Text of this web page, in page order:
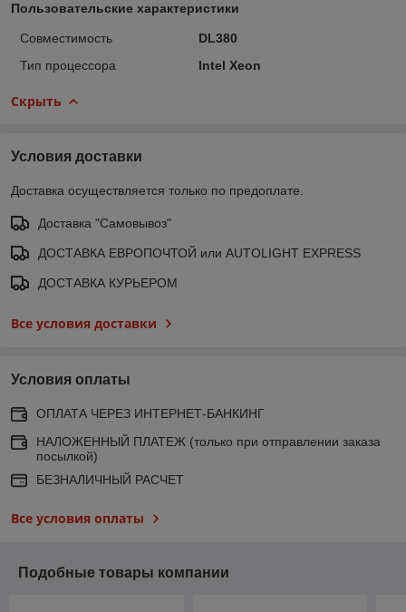
Пользовательские характеристики
Совместимость
DL380
Тип процессора
Intel Xeon
Скрыть
Условия доставки
Доставка осуществляется только по предоплате.
Доставка "Самовывоз"
ДОСТАВКА ЕВРОПОЧТОЙ или AUTOLIGHT EXPRESS
ДОСТАВКА КУРЬЕРОМ
Все условия доставки
Условия оплаты
ОПЛАТА ЧЕРЕЗ ИНТЕРНЕТ-БАНКИНГ
НАЛОЖЕННЫЙ ПЛАТЕЖ (только при отправлении заказа
посылкой)
БЕЗНАЛИЧНЫЙ РАСЧЕТ
Все условия оплаты
Подобные товары компании